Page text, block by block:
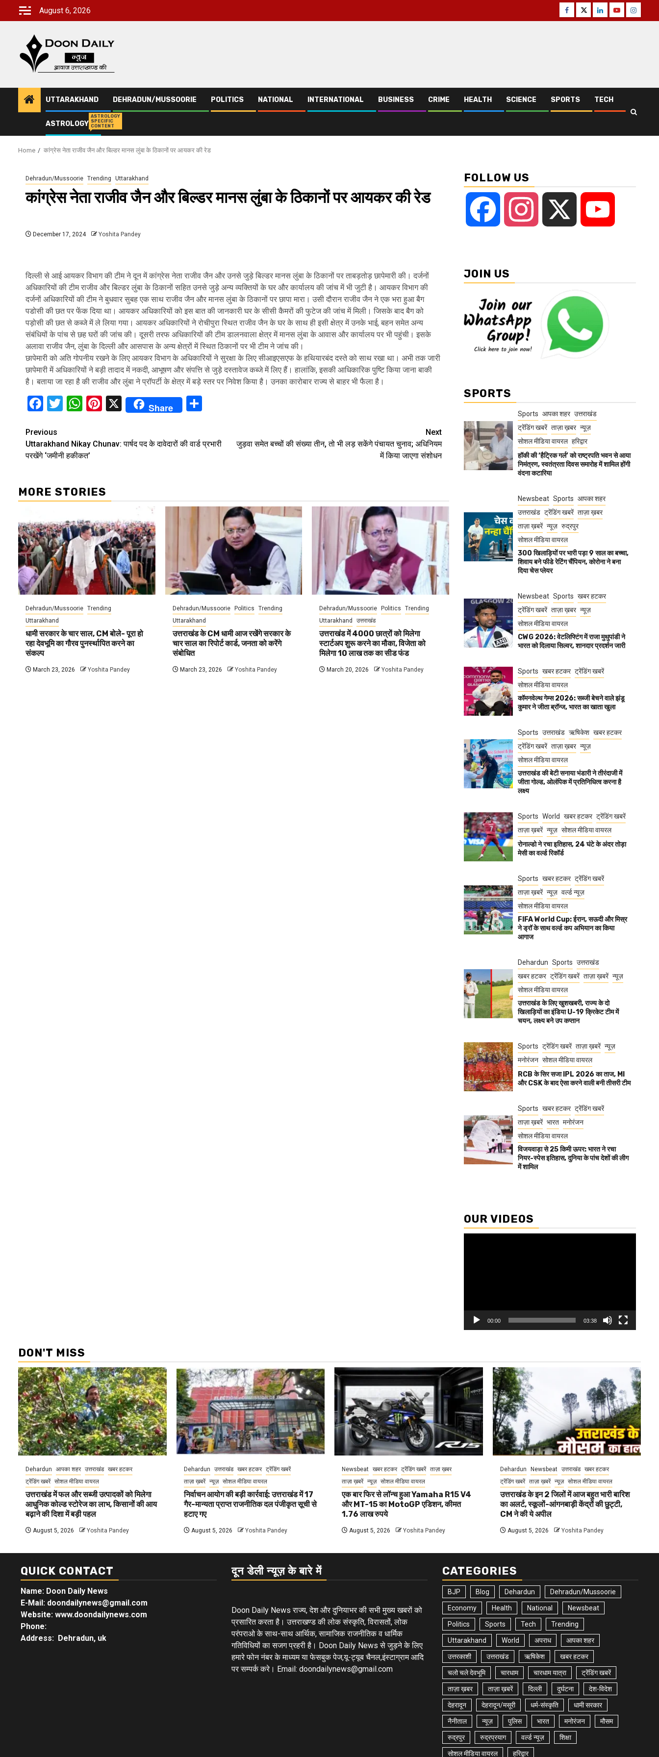
August 6, 2026 Facebook
TwitterLinkedinYoutube
UTTARAKHAND DEHRADUN/MUSSOORIE POLITICS NATIONAL INTERNATIONAL BUSINESS CRIME HEALTH SCIENCE SPORTS TECH
ASTROLOGY
ASTROLOGY
SPECIFIC
CONTENT
Home कांग्रेस नेता राजीव जैन और बिल्डर मानस लुंबा के ठिकानों पर आयकर की रेड
Dehradun/Mussoorie Trending Uttarakhand
कांग्रेस नेता राजीव जैन और बिल्डर मानस लुंबा के ठिकानों पर आयकर की रेड
December 17, 2024 Yoshita Pandey
दिल्ली से आई आयकर विभाग की टीम ने दून में कांग्रेस नेता राजीव जैन और उनसे जुड़े बिल्डर मानस लुंबा के ठिकानों पर ताबड़तोड़ छापेमारी की। दर्जनों
अधिकारियों की टीम राजीव और बिल्डर लुंबा के ठिकानों सहित उनसे जुड़े अन्य व्यक्तियों के घर और कार्यालय की जांच में भी जुटी है। आयकर विभाग की
दर्जनों अधिकारियों की टीम ने बुधवार सुबह एक साथ राजीव जैन और मानस लुंबा के ठिकानों पर छापा मारा। उसी दौरान राजीव जैन ने एक भरा हुआ बैग
पडोसी की छत पर फेंक दिया था। आयकर अधिकारियों को इस बात की जानकारी घर के सीसी कैमरों की फुटेज की जांच में मिली। जिसके बाद बैग को
पड़ोसी की छत से कब्जे में ले लिया गया। आयकर अधिकारियों ने रोचीपुरा स्थित राजीव जैन के घर के साथ ही इसी क्षेत्र में उनके भाई, बहन समेत अन्य
संबंधियों के पांच से छह घरों की जांच की। दूसरी तरफ अधिकारियों की टीम डालनवाला क्षेत्र में मानस लुंबा के आवास और कार्यालय पर भी पहुंची। इसके
अलावा राजीव जैन, लुंबा के दिल्ली और आसपास के अन्य क्षेत्रों में स्थित ठिकानों पर भी टीम ने जांच की।
छापेमारी को अति गोपनीय रखने के लिए आयकर विभाग के अधिकारियों ने सुरक्षा के लिए सीआइएसएफ के हथियारबंद दस्ते को साथ रखा था। अभी तक जारी
छापेमारी में अधिकारियों ने बड़ी तादाद में नकदी, आभूषण और संपत्ति से जुड़े दस्तावेज कब्जे में लिए हैं। हालांकि, इसकी आधिकारिक पुष्टि किया जाना बाकी
है। बताया जा रहा है की राजीव और लुंबा ने प्रॉपर्टी के क्षेत्र में बड़े स्तर पर निवेश किया है। उनका कारोबार राज्य से बाहर भी फैला है।
Facebook
Twitter
WhatsApp
Pinterest
X Share
Continue
Reading
Previous
Uttarakhand Nikay Chunav: पार्षद पद के दावेदारों की वार्ड प्रभारी
परखेंगे ‘जमीनी हकीकत’
Next
जुड़वा समेत बच्चों की संख्या तीन, तो भी लड़ सकेंगे पंचायत चुनाव; अधिनियम
में किया जाएगा संशोधन
MORE STORIES
Dehradun/Mussoorie Trending
Uttarakhand
धामी सरकार के चार साल, CM बोले- पूरा हो
रहा देवभूमि का गौरव पुनर्स्थापित करने का
संकल्प
March 23, 2026 Yoshita Pandey
Dehradun/Mussoorie Politics
Trending
Uttarakhand
उत्तराखंड के CM धामी आज रखेंगे सरकार के
चार साल का रिपोर्ट कार्ड, जनता को करेंगे
संबोधित
March 23, 2026 Yoshita Pandey
Dehradun/Mussoorie Politics
Trending
Uttarakhand
उत्तराखंड
उत्तराखंड में 4000 छात्रों को मिलेगा
स्टार्टअप शुरू करने का मौका, विजेता को
मिलेगा 10 लाख तक का सीड फंड
March 20, 2026 Yoshita Pandey
FOLLOW US
Facebook Instagram
JOIN US
SPORTS
Sports आपका शहर उत्तराखंड
ट्रेंडिंग खबरें ताज़ा ख़बर न्यूज़
सोशल मीडिया वायरल हरिद्वार
हॉकी की ‘हैट्रिक गर्ल’ को राष्ट्रपति भवन से आया
निमंत्रण, स्वतंत्रता दिवस समारोह में शामिल होंगी
वंदना कटारिया
Newsbeat Sports आपका शहर
उत्तराखंड ट्रेंडिंग खबरें ताज़ा ख़बर
ताज़ा ख़बरें न्यूज़ रुद्रपुर
सोशल मीडिया वायरल
300 खिलाड़ियों पर भारी पड़ा 9 साल का बच्चा,
शिवाय बने फीडे रेटिंग चैंपियन, कोरोना ने बना
दिया चेस प्लेयर
Newsbeat Sports खबर हटकर
ट्रेंडिंग खबरें ताज़ा ख़बर न्यूज़
सोशल मीडिया वायरल
CWG 2026: वेटलिफ्टिंग में राजा मुथुपांडी ने
भारत को दिलाया सिल्वर, शानदार प्रदर्शन जारी
Sports खबर हटकर ट्रेंडिंग खबरें
सोशल मीडिया वायरल
कॉमनवेल्थ गेम्स 2026: सब्जी बेचने वाले झंडू
कुमार ने जीता ब्रॉन्ज, भारत का खाता खुला
Sports उत्तराखंड ऋषिकेश खबर हटकर
ट्रेंडिंग खबरें ताज़ा ख़बर न्यूज़
सोशल मीडिया वायरल
उत्तराखंड की बेटी सनाया भंडारी ने तीरंदाजी में
जीता गोल्ड, ओलंपिक में प्रतिनिधित्व करना है
लक्ष्य
Sports World खबर हटकर ट्रेंडिंग खबरें
ताज़ा ख़बरें न्यूज़ सोशल मीडिया वायरल
रोनाल्डो ने रचा इतिहास, 24 घंटे के अंदर तोड़ा
मेसी का वर्ल्ड रिकॉर्ड
Sports खबर हटकर ट्रेंडिंग खबरें
ताज़ा ख़बरें न्यूज़ वर्ल्ड न्यूज़
सोशल मीडिया वायरल
FIFA World Cup: ईरान, सऊदी और मिस्र
ने ड्रॉ के साथ वर्ल्ड कप अभियान का किया
आगाज
Dehardun Sports उत्तराखंड
खबर हटकर ट्रेंडिंग खबरें ताज़ा ख़बरें न्यूज़
सोशल मीडिया वायरल
उत्तराखंड के लिए खुशखबरी, राज्य के दो
खिलाड़ियों का इंडिया U-19 क्रिकेट टीम में
चयन, लक्ष्य बने उप कप्तान
Sports ट्रेंडिंग खबरें ताज़ा ख़बरें न्यूज़
मनोरंजन सोशल मीडिया वायरल
RCB के सिर सजा IPL 2026 का ताज, MI
और CSK के बाद ऐसा करने वाली बनी तीसरी टीम
Sports खबर हटकर ट्रेंडिंग खबरें
ताज़ा ख़बरें भारत मनोरंजन
सोशल मीडिया वायरल
विजयवाड़ा से 25 किमी ऊपर: भारत ने रचा
नियर-स्पेस इतिहास, दुनिया के पांच देशों की लीग
में शामिल
OUR VIDEOS
00:00 03:38
DON'T MISS
Dehardun आपका शहर उत्तराखंड खबर हटकर
ट्रेंडिंग खबरें सोशल मीडिया वायरल
उत्तराखंड में फल और सब्जी उत्पादकों को मिलेगा
आधुनिक कोल्ड स्टोरेज का लाभ, किसानों की आय
बढ़ाने की दिशा में बड़ी पहल
August 5, 2026 Yoshita Pandey
Dehardun उत्तराखंड खबर हटकर
ट्रेंडिंग खबरें
ताज़ा ख़बरें
न्यूज़ सोशल मीडिया वायरल
निर्वाचन आयोग की बड़ी कार्रवाई: उत्तराखंड में 17
गैर-मान्यता प्राप्त राजनीतिक दल पंजीकृत सूची से
हटाए गए
August 5, 2026 Yoshita Pandey
Newsbeat खबर हटकर ट्रेंडिंग खबरें ताज़ा ख़बर
ताज़ा ख़बरें न्यूज़ सोशल मीडिया वायरल
एक बार फिर से लॉन्च हुआ Yamaha R15 V4
और MT-15 का MotoGP एडिशन, कीमत
1.76 लाख रुपये
August 5, 2026 Yoshita Pandey
Dehardun Newsbeat उत्तराखंड
खबर हटकर
ट्रेंडिंग खबरें
ताज़ा ख़बरें न्यूज़ सोशल मीडिया वायरल
उत्तराखंड के इन 2 जिलों में आज बहुत भारी बारिश
का अलर्ट, स्कूलों-आंगनबाड़ी केंद्रों की छुट्टी,
CM ने की ये अपील
August 5, 2026 Yoshita Pandey
QUICK CONTACT
Name: Doon Daily News
E-Mail: doondailynews@gmail.com
Website: www.doondailynews.com
Phone:
Address: Dehradun, uk
दून डेली न्यूज़ के बारे में
Doon Daily News राज्य, देश और दुनियाभर की सभी मुख्य खबरों को
प्रसारित करता है। उत्तराखण्ड की लोक संस्कृति, विरासतों, लोक
परंपराओ के साथ-साथ आर्थिक, सामाजिक राजनीतिक व धार्मिक
गतिविधियों का सजग प्रहरी है। Doon Daily News से जुड़ने के लिए
हमारे फोन नंबर के माध्यम या फेसबुक पेज,यू-ट्यूब चैनल,इंस्टाग्राम आदि
पर सम्पर्क करे। Email: doondailynews@gmail.com
CATEGORIES
BJP Blog Dehardun Dehradun/Mussoorie
Economy Health National Newsbeat
Politics Sports Tech Trending
Uttarakhand World अपराध आपका शहर
उत्तरकाशी उत्तराखंड ऋषिकेश खबर हटकर
चलो चले देवभूमि चारधाम चारधाम यात्रा ट्रेंडिंग खबरें
ताज़ा ख़बर ताज़ा ख़बरें दिल्ली दुर्घटना देश-विदेश
देहरादून देहरादून/मसूरी धर्म-संस्कृति धामी सरकार
नैनीताल न्यूज़ पुलिस भारत मनोरंजन मौसम
रुद्रपुर रुद्रप्रयाग वर्ल्ड न्यूज़ शिक्षा
सोशल मीडिया वायरल हरिद्वार